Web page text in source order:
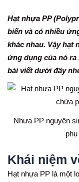
Hạt nhựa PP
biến và có nhiều
khác nhau. Vậy hạt
ứng dụng của nó ra
bài viết dưới đây
Nhựa PP nguyên
Khái niệm
Hạt nhựa PP là một